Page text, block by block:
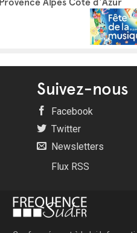
Provence Alpes Côte d'Azur
Suivez-nous
Facebook
Twitter
Newsletters
Flux RSS